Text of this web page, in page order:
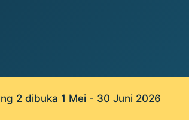
2 dibuka 1 Mei - 30 Juni 2026